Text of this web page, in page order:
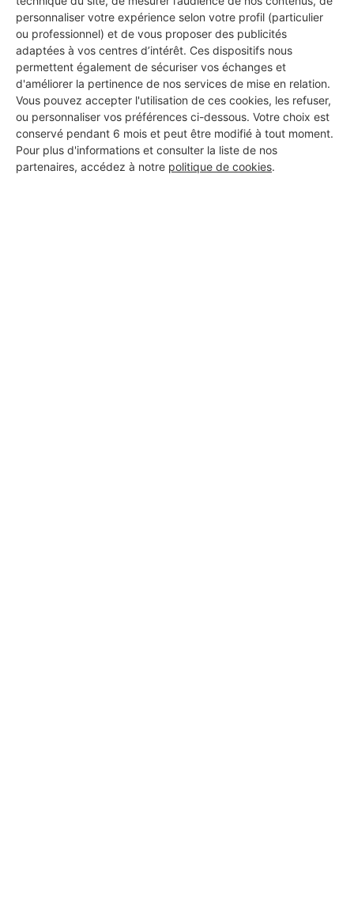
personnaliser votre expérience selon votre profil (particulier
ou professionnel) et de vous proposer des publicités
adaptées à vos centres d’intérêt. Ces dispositifs nous
permettent également de sécuriser vos échanges et
d'améliorer la pertinence de nos services de mise en relation.
Vous pouvez accepter l'utilisation de ces cookies, les refuser,
ou personnaliser vos préférences ci-dessous. Votre choix est
conservé pendant 6 mois et peut être modifié à tout moment.
Pour plus d'informations et consulter la liste de nos
partenaires, accédez à notre politique de cookies.
12 ans d'expérience
Voir sa fiche
UKA HASAN (X.H.E.D)
Ambérieu-en-Bugey